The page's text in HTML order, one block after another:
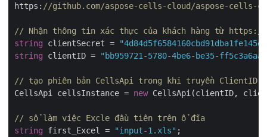
https: //github.com/aspose-cells-cloud/aspose-cells-
// Nhận thông tin xác thực của khách hàng từ https://
string clientSecret =
string clientID = "bb959721-5780-4be6-be35-
// tạo phiên bản CellsApi trong khi truyền ClientID
CellsApi cellsInstance = new CellsApi(clientID,
// sổ làm việc Excle đầu tiên trên ổ đĩa
string first_Excel = "input-1.xls"